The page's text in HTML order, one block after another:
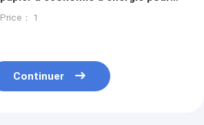
Price： 1
Continuer